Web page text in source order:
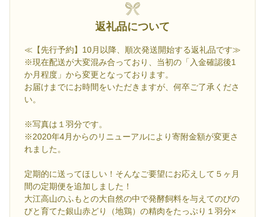
返礼品について
≪【先行予約】10月以降、順次発送開始する返礼品です≫
※現在配送が大変混み合っており、当初の「入金確認後1
か月程度」から変更となっております。
お届けまでにお時間をいただきますが、何卒ご了承くださ
い。
※写真は１羽分です。
※2020年4月からのリニューアルにより寄附金額が変更さ
れました。
定期的に送ってほしい！そんなご要望にお応えして５ヶ月
間の定期便を追加しました！
大江高山のふもとの大自然の中で発酵飼料を与えてのびの
びと育てた銀山赤どり（地鶏）の精肉をたっぷり１羽分×